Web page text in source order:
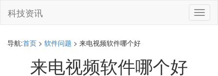
切
换
科技资讯
导航:首页 > 软件问题 > 来电视频软件哪个好
来电视频软件哪个好